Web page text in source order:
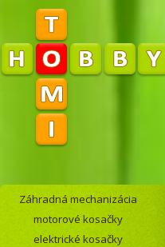
Záhradná mechanizácia
motorové kosačky
elektrické kosačky